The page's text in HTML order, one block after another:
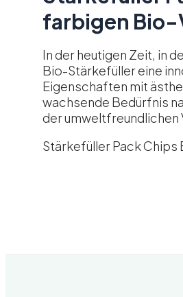
farbigen Bio-
In der heutigen Zeit, in
Bio-Stärkefüller eine
Eigenschaften mit
wachsende Bedürfnis
der umweltfreundlichen
Stärkefüller Pack Chips